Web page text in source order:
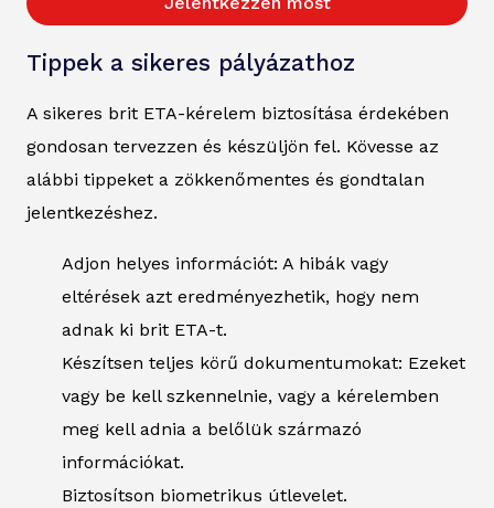
Tippek a sikeres pályázathoz
A sikeres brit ETA-kérelem biztosítása érdekében
gondosan tervezzen és készüljön fel. Kövesse az
alábbi tippeket a zökkenőmentes és gondtalan
jelentkezéshez.
Adjon helyes információt: A hibák vagy
eltérések azt eredményezhetik, hogy nem
adnak ki brit ETA-t.
Készítsen teljes körű dokumentumokat: Ezeket
vagy be kell szkennelnie, vagy a kérelemben
meg kell adnia a belőlük származó
információkat.
Biztosítson biometrikus útlevelet.